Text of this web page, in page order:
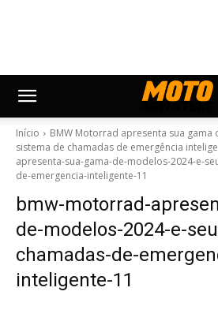
Início
BMW Motorrad apresenta sua gama
sistema de chamadas de emergência
apresenta-sua-gama-de-modelos-2024-e-
de-emergencia-inteligente-11
bmw-motorrad-
de-modelos-2024-e-
chamadas-de-
inteligente-11